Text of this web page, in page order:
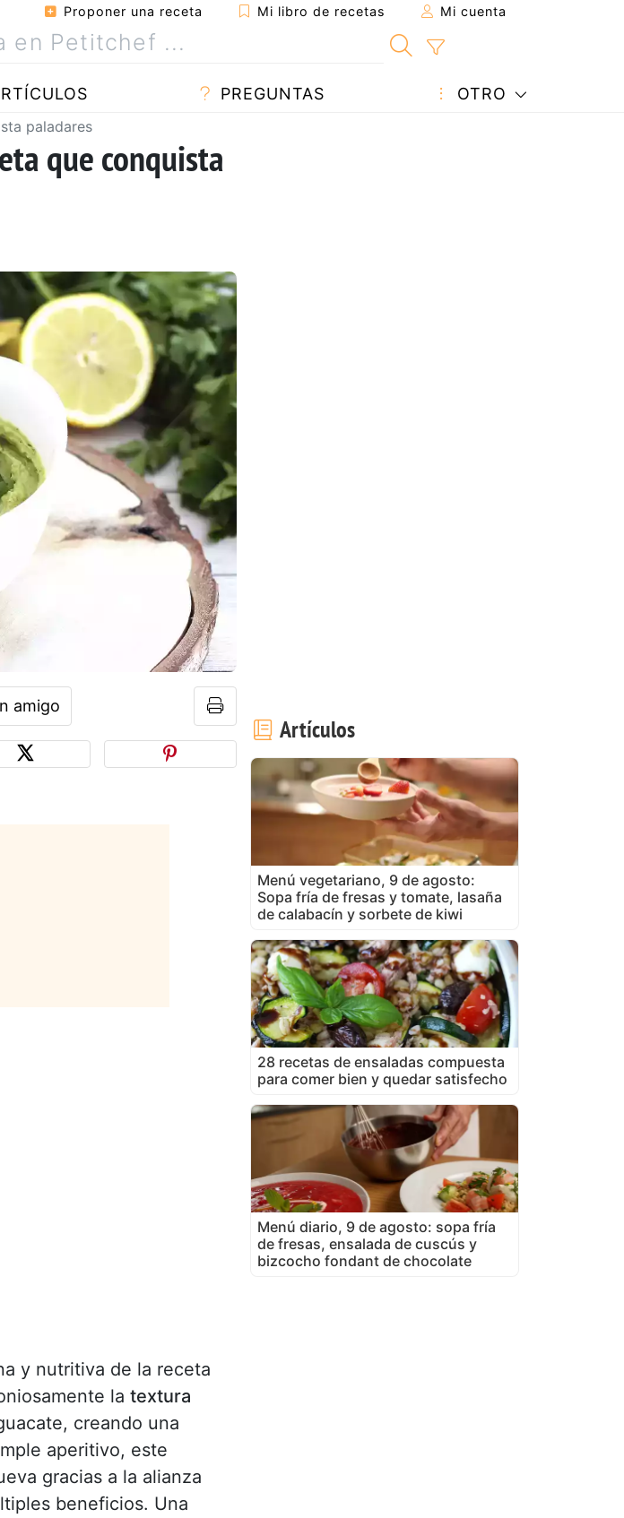
Proponer una receta Mi libro de recetas Mi cuenta
PREGUNTAS OTRO
paladares
que conquista
amigo
y nutritiva de la receta
la textura
creando una
aperitivo, este
gracias a la alianza
beneficios. Una
Artículos
Menú vegetariano, 9 de agosto:
Sopa fría de fresas y tomate, lasaña
de calabacín y sorbete de kiwi
28 recetas de ensaladas compuesta
para comer bien y quedar satisfecho
Menú diario, 9 de agosto: sopa fría
de fresas, ensalada de cuscús y
bizcocho fondant de chocolate